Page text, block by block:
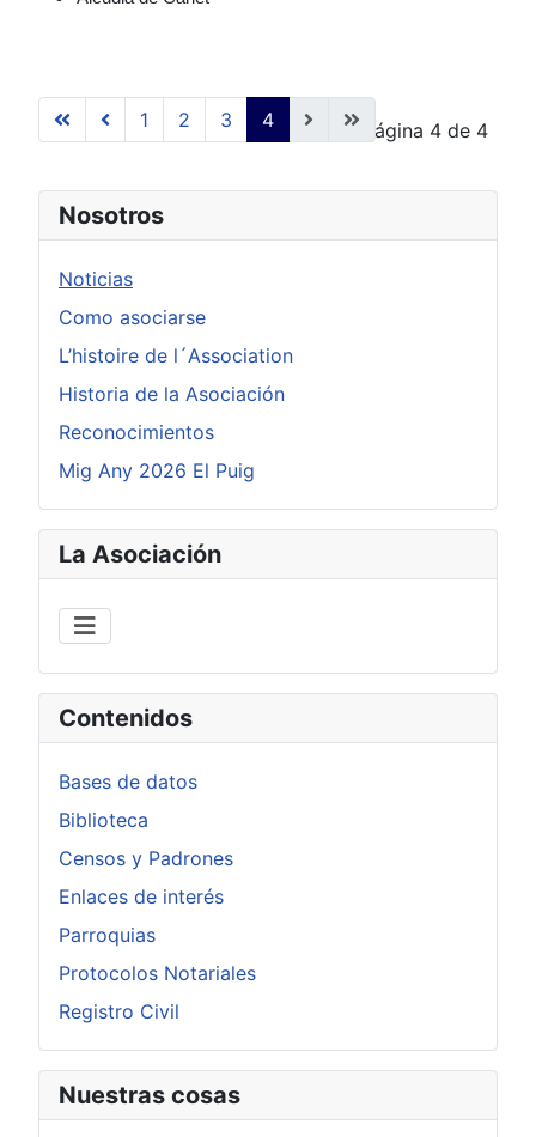
Nosotros
Noticias
Como asociarse
L’histoire de l´Association
Historia de la Asociación
Reconocimientos
Mig Any 2026 El Puig
La Asociación
Contenidos
Bases de datos
Biblioteca
Censos y Padrones
Enlaces de interés
Parroquias
Protocolos Notariales
Registro Civil
Nuestras cosas
Página 4 de 4
1 2 3 4